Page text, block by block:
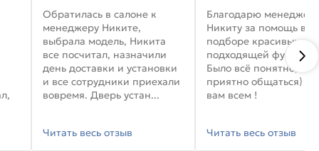
Обратилась в салоне к
менеджеру Никите,
выбрала модель, Никита
все посчитал, назначили
день доставки и установки
и все сотрудники приехали
вовремя. Дверь устан...
Читать весь отзыв
Благодарю
Никиту за помощь в
подборе красивых
подходящей
Было всё понятно, и
приятно общаться)
вам всем !
Читать весь отзыв